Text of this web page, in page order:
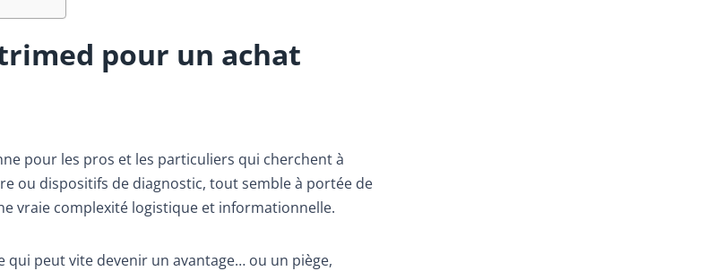
pour un achat
pour les pros et les particuliers qui cherchent à
ou dispositifs de diagnostic, tout semble à portée de
vraie complexité logistique et informationnelle.
qui peut vite devenir un avantage… ou un piège,